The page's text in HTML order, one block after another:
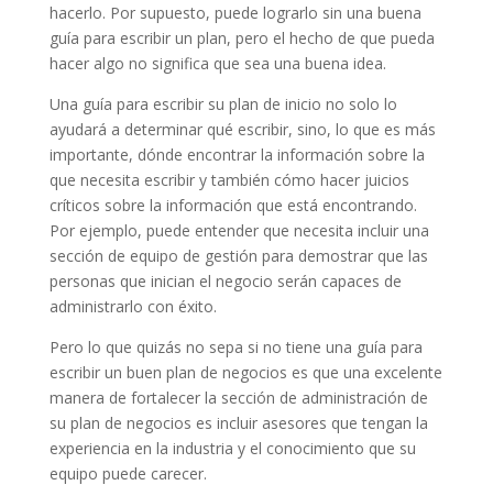
hacerlo. Por supuesto, puede lograrlo sin una buena
guía para escribir un plan, pero el hecho de que pueda
hacer algo no significa que sea una buena idea.
Una guía para escribir su plan de inicio no solo lo
ayudará a determinar qué escribir, sino, lo que es más
importante, dónde encontrar la información sobre la
que necesita escribir y también cómo hacer juicios
críticos sobre la información que está encontrando.
Por ejemplo, puede entender que necesita incluir una
sección de equipo de gestión para demostrar que las
personas que inician el negocio serán capaces de
administrarlo con éxito.
Pero lo que quizás no sepa si no tiene una guía para
escribir un buen plan de negocios es que una excelente
manera de fortalecer la sección de administración de
su plan de negocios es incluir asesores que tengan la
experiencia en la industria y el conocimiento que su
equipo puede carecer.